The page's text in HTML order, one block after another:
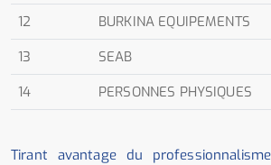
12
BURKINA EQUIPEMENTS
13
SEAB
14
PERSONNES PHYSIQUES
Tirant avantage du